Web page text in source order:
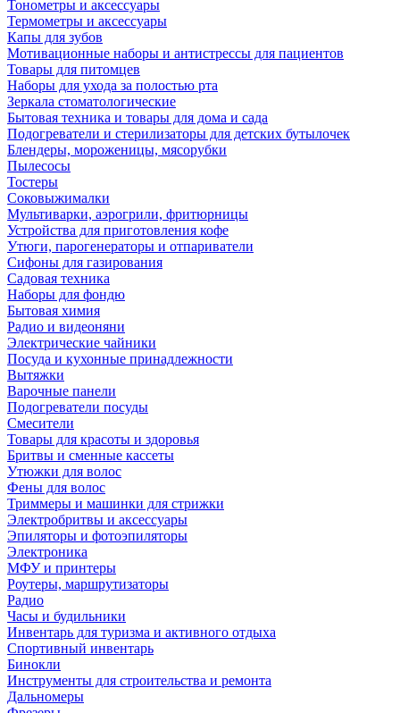
Тонометры и аксессуары
Термометры и аксессуары
Капы для зубов
Мотивационные наборы и антистрессы для пациентов
Товары для питомцев
Наборы для ухода за полостью рта
Зеркала стоматологические
Бытовая техника и товары для дома и сада
Подогреватели и стерилизаторы для детских бутылочек
Блендеры, мороженицы, мясорубки
Пылесосы
Тостеры
Соковыжималки
Мультиварки, аэрогрили, фритюрницы
Устройства для приготовления кофе
Утюги, парогенераторы и отпариватели
Сифоны для газирования
Садовая техника
Наборы для фондю
Бытовая химия
Радио и видеоняни
Электрические чайники
Посуда и кухонные принадлежности
Вытяжки
Варочные панели
Подогреватели посуды
Смесители
Товары для красоты и здоровья
Бритвы и сменные кассеты
Утюжки для волос
Фены для волос
Триммеры и машинки для стрижки
Электробритвы и аксессуары
Эпиляторы и фотоэпиляторы
Электроника
МФУ и принтеры
Роутеры, маршрутизаторы
Радио
Часы и будильники
Инвентарь для туризма и активного отдыха
Спортивный инвентарь
Бинокли
Инструменты для строительства и ремонта
Дальномеры